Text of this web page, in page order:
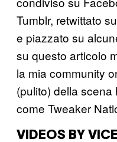
Tumblr, retwittato
e piazzato su
su questo articolo
la mia community
(pulito) della
come Tweaker
VIDEOS BY VICE